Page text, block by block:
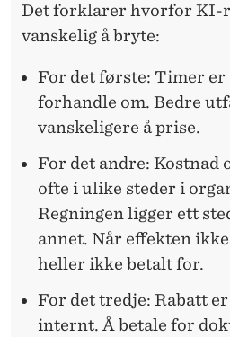
Det forklarer hvorfor KI-
vanskelig å bryte:
For det første: Timer er
forhandle om. Bedre
vanskeligere å prise.
For det andre: Kostnad
ofte i ulike steder i
Regningen ligger ett
annet. Når effekten
heller ikke betalt for.
For det tredje: Rabatt
internt. Å betale for